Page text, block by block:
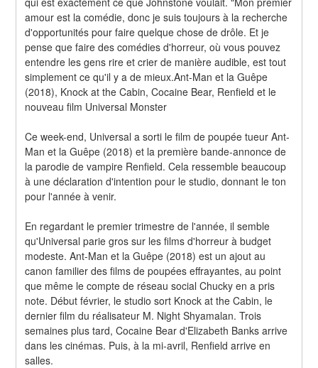
amour est la comédie, donc je suis toujours à la recherche
d'opportunités pour faire quelque chose de drôle. Et je
pense que faire des comédies d'horreur, où vous pouvez
entendre les gens rire et crier de manière audible, est tout
simplement ce qu'il y a de mieux.Ant-Man et la Guêpe
(2018), Knock at the Cabin, Cocaine Bear, Renfield et le
nouveau film Universal Monster
Ce week-end, Universal a sorti le film de poupée tueur Ant-
Man et la Guêpe (2018) et la première bande-annonce de
la parodie de vampire Renfield. Cela ressemble beaucoup
à une déclaration d'intention pour le studio, donnant le ton
pour l'année à venir.
En regardant le premier trimestre de l'année, il semble
qu'Universal parie gros sur les films d'horreur à budget
modeste. Ant-Man et la Guêpe (2018) est un ajout au
canon familier des films de poupées effrayantes, au point
que même le compte de réseau social Chucky en a pris
note. Début février, le studio sort Knock at the Cabin, le
dernier film du réalisateur M. Night Shyamalan. Trois
semaines plus tard, Cocaine Bear d'Elizabeth Banks arrive
dans les cinémas. Puis, à la mi-avril, Renfield arrive en
salles.